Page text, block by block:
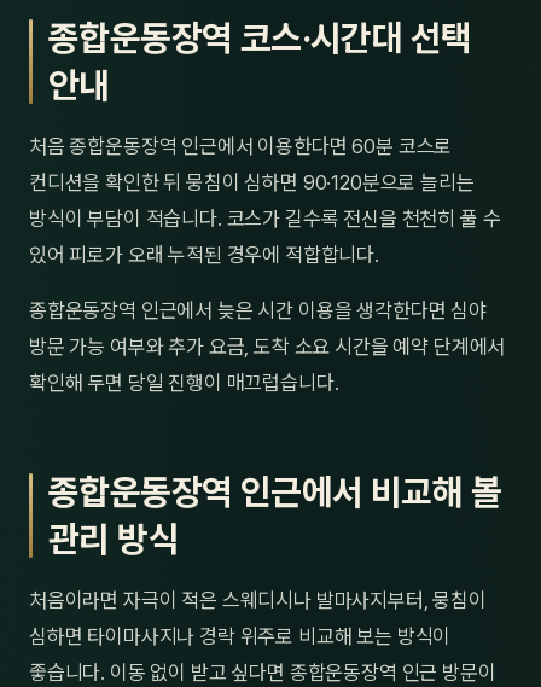
종합운동장역 코스·시간대 선택
안내
처음 종합운동장역 인근에서 이용한다면 60분 코스로
컨디션을 확인한 뒤 뭉침이 심하면 90·120분으로 늘리는
방식이 부담이 적습니다. 코스가 길수록 전신을 천천히 풀 수
있어 피로가 오래 누적된 경우에 적합합니다.
종합운동장역 인근에서 늦은 시간 이용을 생각한다면 심야
방문 가능 여부와 추가 요금, 도착 소요 시간을 예약 단계에서
확인해 두면 당일 진행이 매끄럽습니다.
종합운동장역 인근에서 비교해 볼
관리 방식
처음이라면 자극이 적은 스웨디시나 발마사지부터, 뭉침이
심하면 타이마사지나 경락 위주로 비교해 보는 방식이
좋습니다. 이동 없이 받고 싶다면 종합운동장역 인근 방문이